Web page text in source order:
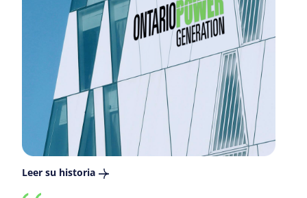
Leer su historia